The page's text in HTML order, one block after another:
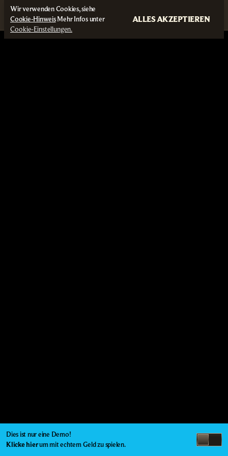
Dies ist nur eine Demo!
Klicke hierum mit echtem Geld zu spielen.
Wir verwenden Cookies, siehe
Cookie-HinweisMehr Infos unter
Cookie-Einstellungen.
ALLES AKZEPTIEREN